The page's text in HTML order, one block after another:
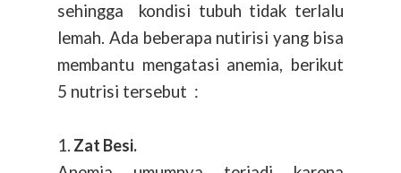
sehingga kondisi tubuh tidak terlalu
lemah. Ada beberapa nutirisi yang bisa
membantu mengatasi anemia, berikut
5 nutrisi tersebut :
1. Zat Besi.